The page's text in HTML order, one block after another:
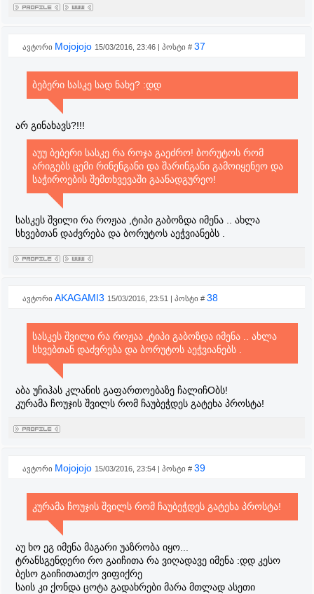
ავტორი Mojojojo 15/03/2016, 23:46 | პოსტი # 37
ბებერი სასკე სად ნახე? :დდ
არ გინახავს?!!!
აუუ ბებერი სასკე რა როჯა გაეძრო! ბორუტოს რომ
არიგებს ცემი რინენგანი და შარინგანი გამოიყენეო და
საჭიროების შემთხვევაში გაანადგურეო!
სასკეს შვილი რა როჟაა ,ტიპი გაბოზდა იმენა .. ახლა
სხვებთან დაძვრება და ბორუტოს აეჭვიანებს .
ავტორი AKAGAMI3 15/03/2016, 23:51 | პოსტი # 38
სასკეს შვილი რა როჟაა ,ტიპი გაბოზდა იმენა .. ახლა
სხვებთან დაძვრება და ბორუტოს აეჭვიანებს .
აბა უჩიჰას კლანის გაფართოებაზე ჩალიჩOბს!
კურამა ჩოუჯის შვილს რომ ჩაუბეჭდეს გატეხა პროსტა!
ავტორი Mojojojo 15/03/2016, 23:54 | პოსტი # 39
კურამა ჩოუჯის შვილს რომ ჩაუბეჭდეს გატეხა პროსტა!
აუ ხო ეგ იმენა მაგარი უაზრობა იყო...
ტრანსგენდერი რო გაიჩითა რა ვიღადავე იმენა :დდ კესო
ბესო გაიჩითათქო ვიფიქრე
საის კი ქონდა ცოტა გადახრები მარა მთლად ასეთი